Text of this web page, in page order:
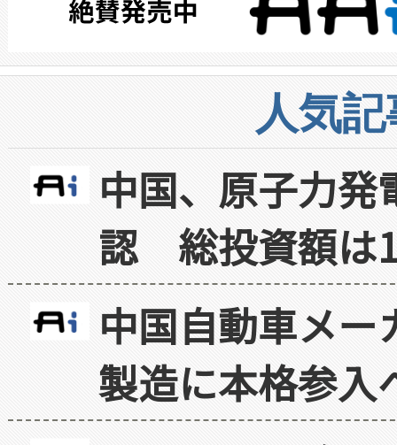
人気
中国、原子力
認 総投資額は
中国自動車メ
製造に本格参入